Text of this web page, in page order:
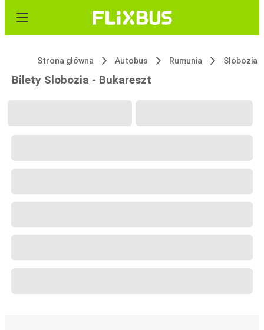
Strona główna Autobus Rumunia Slobozia
Bilety Slobozia - Bukareszt